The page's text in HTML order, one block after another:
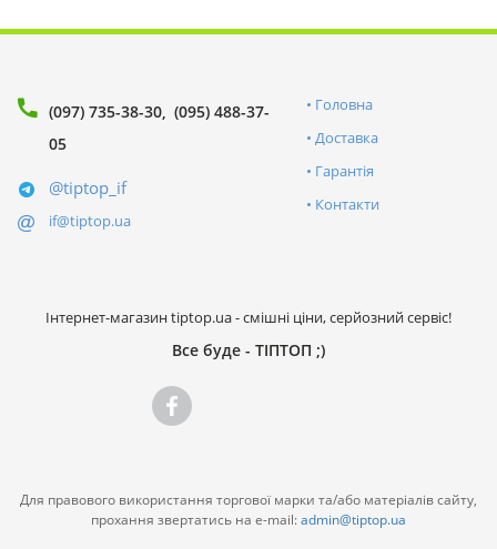
(097) 735-38-30 (095) 488-37-
05
@tiptop_if
if@tiptop.ua
Головна
Доставка
Гарантія
Контакти
Інтернет-магазин tiptop.ua - смішні ціни, серйозний сервіс!
Все буде - ТІПТОП ;)
Для правового використання торгової марки та/або матеріалів сайту,
прохання звертатись на e-mail:admin@tiptop.ua